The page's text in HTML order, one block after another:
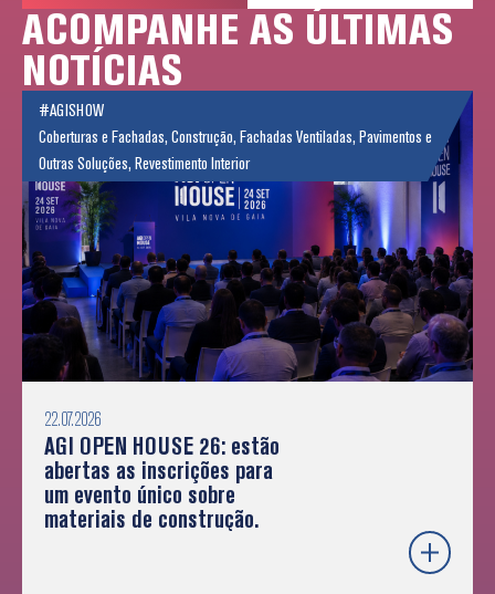
ACOMPANHE AS ÚLTIMAS
NOTÍCIAS
#AGISHOW
Coberturas e Fachadas, Construção, Fachadas Ventiladas, Pavimentos e
Outras Soluções, Revestimento Interior
22.07.2026
AGI OPEN HOUSE 26: estão
abertas as inscrições para
um evento único sobre
materiais de construção.